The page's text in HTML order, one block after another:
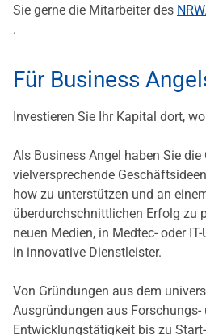
Sie gerne die Mitarbeiter des
.
Für Business
Investieren Sie Ihr Kapital dort,
Als Business Angel haben Sie die
vielversprechende
how zu unterstützen und an
überdurchschnittlichen Erfolg zu
neuen Medien, in Medtec- oder
in innovative Dienstleister.
Von Gründungen aus dem
Ausgründungen aus Forschungs-
Entwicklungstätigkeit bis zu